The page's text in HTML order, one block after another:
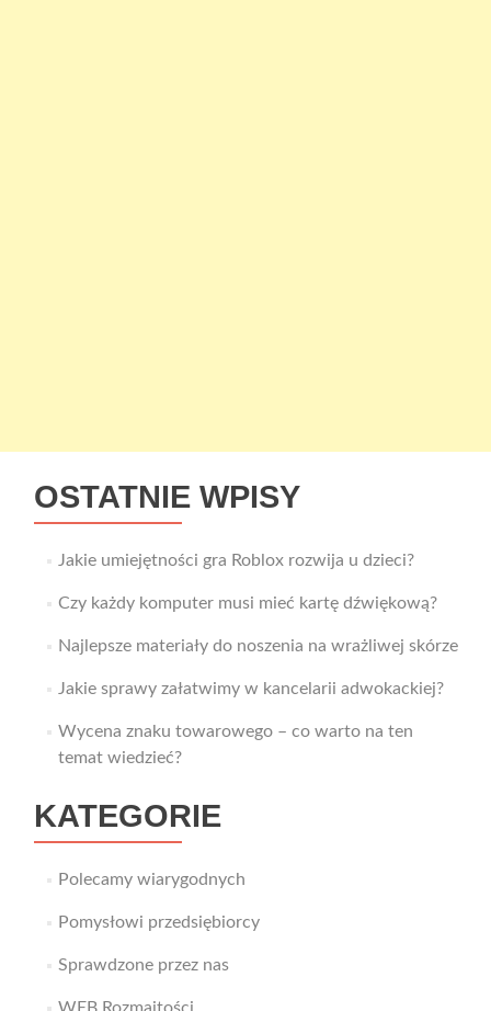
OSTATNIE WPISY
Jakie umiejętności gra Roblox rozwija u dzieci?
Czy każdy komputer musi mieć kartę dźwiękową?
Najlepsze materiały do noszenia na wrażliwej skórze
Jakie sprawy załatwimy w kancelarii adwokackiej?
Wycena znaku towarowego – co warto na ten
temat wiedzieć?
KATEGORIE
Polecamy wiarygodnych
Pomysłowi przedsiębiorcy
Sprawdzone przez nas